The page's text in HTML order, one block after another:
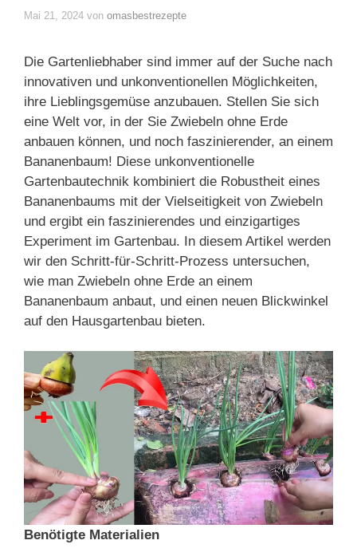
Mai 21, 2024 von omasbestrezepte
Die Gartenliebhaber sind immer auf der Suche nach
innovativen und unkonventionellen Möglichkeiten,
ihre Lieblingsgemüse anzubauen. Stellen Sie sich
eine Welt vor, in der Sie Zwiebeln ohne Erde
anbauen können, und noch faszinierender, an einem
Bananenbaum! Diese unkonventionelle
Gartenbautechnik kombiniert die Robustheit eines
Bananenbaums mit der Vielseitigkeit von Zwiebeln
und ergibt ein faszinierendes und einzigartiges
Experiment im Gartenbau. In diesem Artikel werden
wir den Schritt-für-Schritt-Prozess untersuchen,
wie man Zwiebeln ohne Erde an einem
Bananenbaum anbaut, und einen neuen Blickwinkel
auf den Hausgartenbau bieten.
Benötigte Materialien